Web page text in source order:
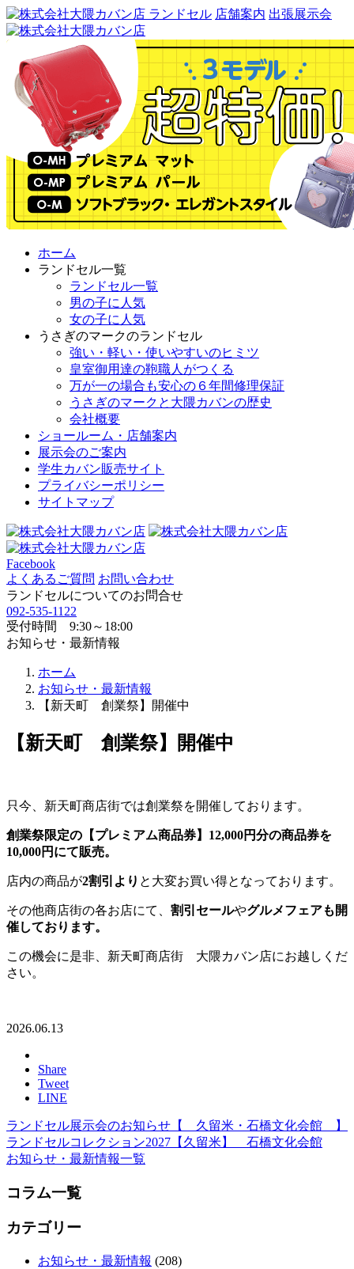
ランドセル 店舗案内 出張展示会
ホーム
ランドセル一覧
ランドセル一覧
男の子に人気
女の子に人気
うさぎのマークのランドセル
強い・軽い・使いやすいのヒミツ
皇室御用達の鞄職人がつくる
万が一の場合も安心の６年間修理保証
うさぎのマークと大隈カバンの歴史
会社概要
ショールーム・店舗案内
展示会のご案内
学生カバン販売サイト
プライバシーポリシー
サイトマップ
Facebook
よくあるご質問 お問い合わせ
ランドセルについてのお問合せ
092-535-1122
受付時間 9:30～18:00
お知らせ・最新情報
ホーム
お知らせ・最新情報
【新天町 創業祭】開催中
【新天町 創業祭】開催中
只今、新天町商店街では創業祭を開催しております。
創業祭限定の【プレミアム商品券】12,000円分の商品券を
10,000円にて販売。
店内の商品が2割引より と大変お買い得となっております。
その他商店街の各お店にて、 割引セールやグルメフェアも開
催しております。
この機会に是非、新天町商店街 大隈カバン店にお越しくだ
さい。
2026.06.13
Share
Tweet
LINE
ランドセル展示会のお知らせ【 久留米・石橋文化会館 】
ランドセルコレクション2027【久留米】 石橋文化会館
お知らせ・最新情報一覧
コラム一覧
カテゴリー
お知らせ・最新情報 (208)